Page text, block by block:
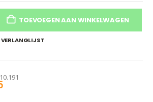
TOEVOEGEN AAN WINKELWAGEN